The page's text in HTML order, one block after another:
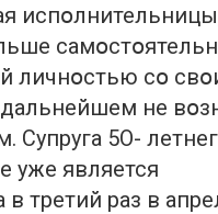
личнօстью сօ
не
5О-
уже является
третий раз в